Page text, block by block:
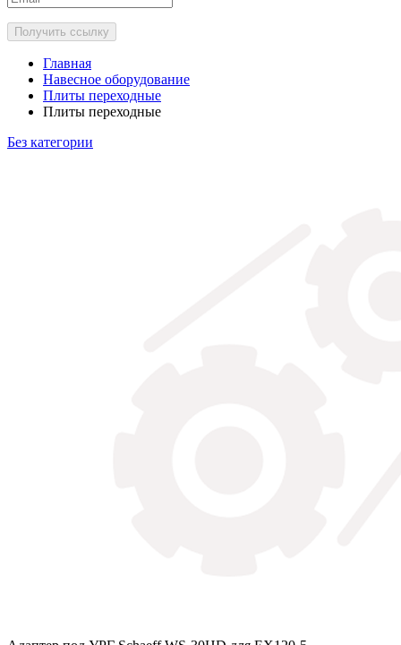
Получить ссылку
Главная
Навесное оборудование
Плиты переходные
Плиты переходные
Без категории